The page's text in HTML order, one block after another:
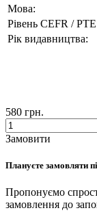
Мова:
Рівень CEFR /
Рік видавництва:
580 грн.
Замовити
Плануєте замовляти
Пропонуємо
замовлення до